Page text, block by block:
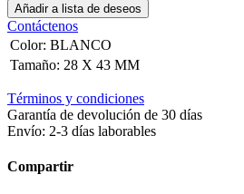
Añadir a lista de deseos
Contáctenos
Color: BLANCO
Tamaño: 28 X 43 MM
Términos y condiciones
Garantía de devolución de 30 días
Envío: 2-3 días laborables
Compartir